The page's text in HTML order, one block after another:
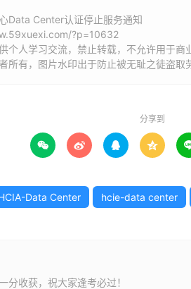
Data Center认证停止服务通知
?p=10632
个人学习交流，禁止转载，不允许用于商
所有，图片水印出于防止被无耻之徒盗取
分享到
   
Data Center hcie-data center
分收获，祝大家逢考必过！